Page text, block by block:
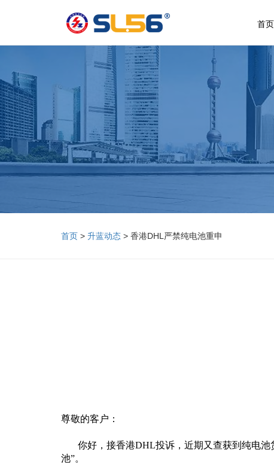
首页
首页 > 升蓝动态 > 香港DHL严禁纯电池重申
尊敬的客户：
你好 ， 接香港DHL投诉，近期又查获到纯电
池”。